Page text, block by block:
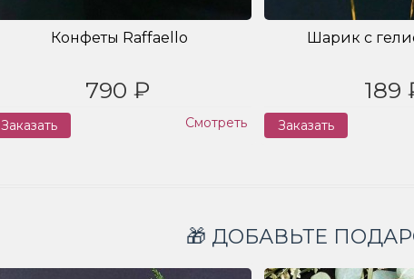
Конфеты Raffaello
790 ₽
Заказать Смотреть
Шарик с
189
Заказать
🎁 ДОБАВЬТЕ